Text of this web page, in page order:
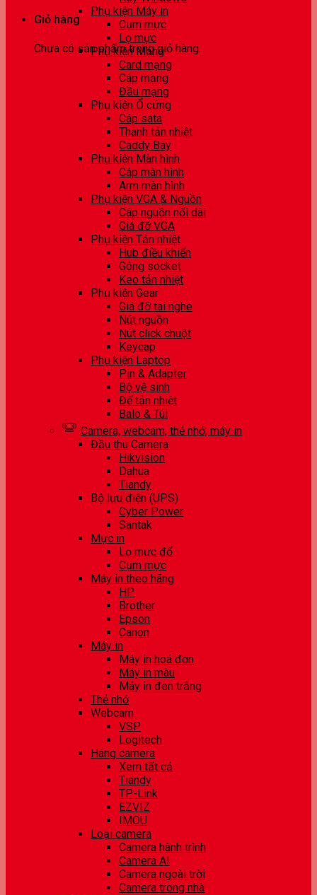
Giỏ hàng
Chưa có sản phẩm trong giỏ hàng.
Phụ kiện Máy in
Cụm mực
Lọ mực
Phụ kiện Mạng
Card mạng
Cáp mạng
Đầu mạng
Phụ kiện Ổ cứng
Cáp sata
Thanh tản nhiệt
Caddy Bay
Phụ kiện Màn hình
Cáp màn hình
Arm màn hình
Phụ kiện VGA & Nguồn
Cáp nguồn nối dài
Giá đỡ VGA
Phụ kiện Tản nhiệt
Hub điều khiển
Gông socket
Keo tản nhiệt
Phụ kiện Gear
Giá đỡ tai nghe
Nút nguồn
Nút click chuột
Keycap
Phụ kiện Laptop
Pin & Adapter
Bộ vệ sinh
Đế tản nhiệt
Balo & Túi
Camera, webcam, thẻ nhớ, máy in
Đầu thu Camera
Hikvision
Dahua
Tiandy
Bộ lưu điện (UPS)
Cyber Power
Santak
Mực in
Lọ mực đổ
Cụm mực
Máy in theo hãng
HP
Brother
Epson
Canon
Máy in
Máy in hoá đơn
Máy in màu
Máy in đen trắng
Thẻ nhớ
Webcam
VSP
Logitech
Hãng camera
Xem tất cả
Tiandy
TP-Link
EZVIZ
IMOU
Loại camera
Camera hành trình
Camera AI
Camera ngoài trời
Camera trong nhà